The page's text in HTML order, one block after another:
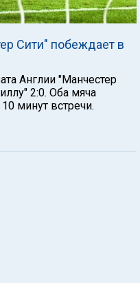
Сити" побеждает в
Англии "Манчестер
2:0. Оба мяча
минут встречи.